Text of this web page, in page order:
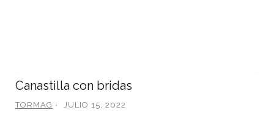
Canastilla con bridas
TORMAG JULIO 15, 2022